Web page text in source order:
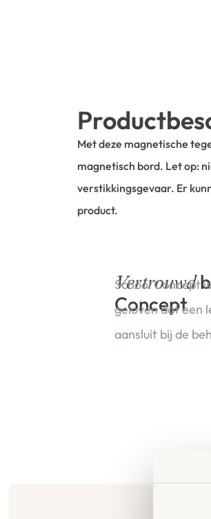
Met deze magnetische
magnetisch bord. Let op:
verstikkingsgevaar. Er
product.
Vertrouwd
Concept
School Concept
geloven dat een
aansluit bij de